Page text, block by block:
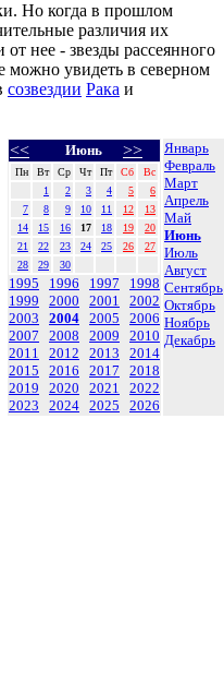
Но когда в прошлом
различия их
от нее - звезды рассеянного
можно увидеть в северном
созвездии Рака и
<< Июнь >>
Пн Вт Ср Чт Пт Сб
Вс
1
2 3 4 5
6
7
8 9 10 11 12
13
14
15 16 17 18 19
20
21
22 23 24 25 26
27
28
29 30
1995 1996 1997
1998
1999
2000 2001
2002
2003
2004 2005
2006
2007
2008 2009
2010
2011
2012 2013
2014
2015
2016 2017
2018
2019
2020 2021
2022
2023
2024 2025 2026
Январь
Февраль
Март
Апрель
Май
Июнь
Июль
Август
Сентябрь
Октябрь
Ноябрь
Декабрь